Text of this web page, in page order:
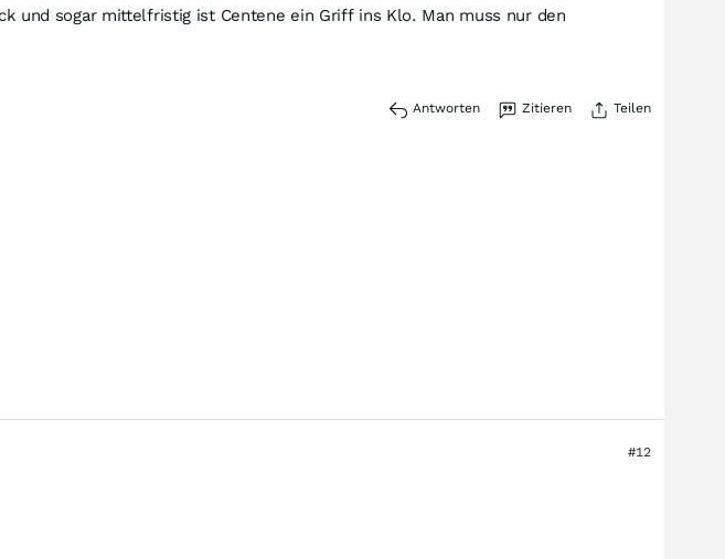
und sogar mittelfristig ist Centene ein Griff ins Klo. Man muss nur den
Antworten Zitieren Teilen
#12